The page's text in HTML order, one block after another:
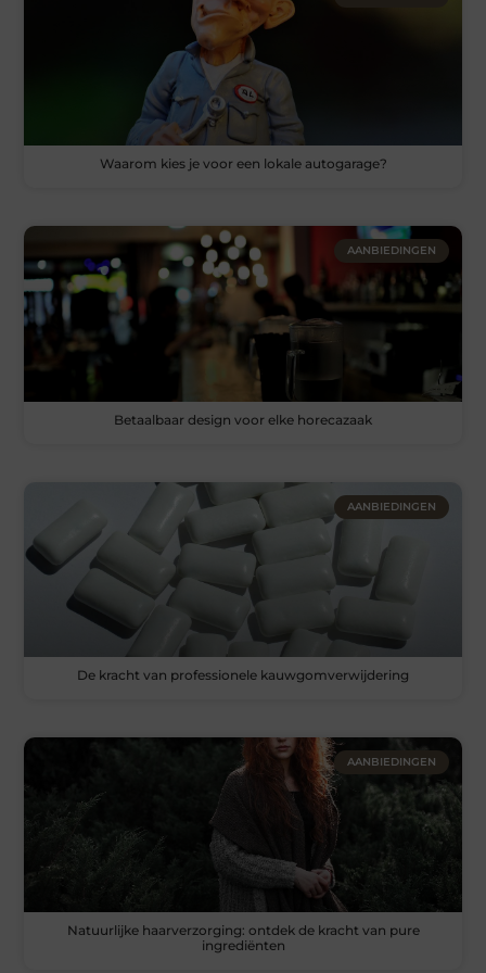
Waarom kies je voor een lokale autogarage?
AANBIEDINGEN
Betaalbaar design voor elke horecazaak
AANBIEDINGEN
De kracht van professionele kauwgomverwijdering
AANBIEDINGEN
Natuurlijke haarverzorging: ontdek de kracht van pure
ingrediënten